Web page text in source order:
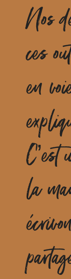
Nos
ces
en
la